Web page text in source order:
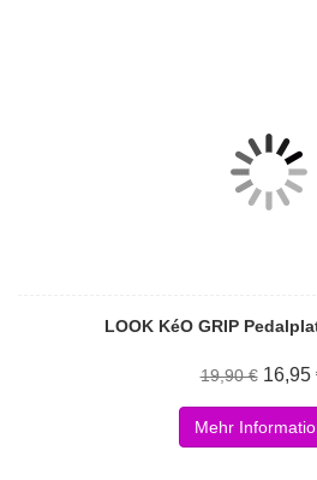
LOOK KéO GRIP
19,90 € 16,95
Mehr